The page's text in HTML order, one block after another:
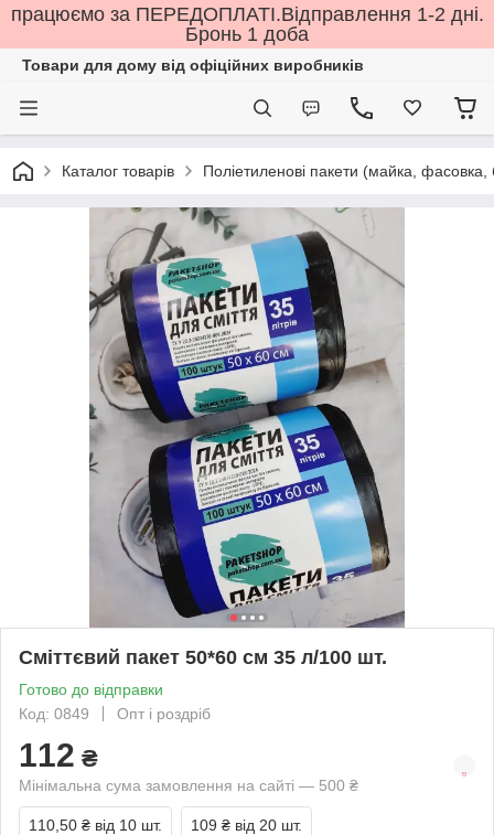
працюємо за ПЕРЕДОПЛАТІ.Відправлення 1-2 дні.
Бронь 1 доба
Товари для дому від офіційних виробників
Каталог товарів Поліетиленові пакети (майка, фасовка,
Сміттєвий пакет 50*60 см 35 л/100 шт.
Готово до відправки
Код: 0849
Опт і роздріб
112 ₴
Мінімальна сума замовлення на сайті — 500 ₴
110,50 ₴ від 10 шт. 109 ₴ від 20 шт.